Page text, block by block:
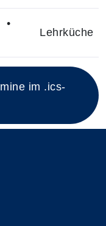
diesen Kurs
•
Lehrküche
im .ics-